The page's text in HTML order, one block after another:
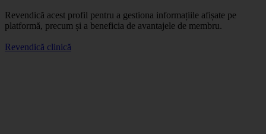
Revendică acest profil pentru a gestiona informațiile afișate pe
platformă, precum și a beneficia de avantajele de membru.
Revendică clinică